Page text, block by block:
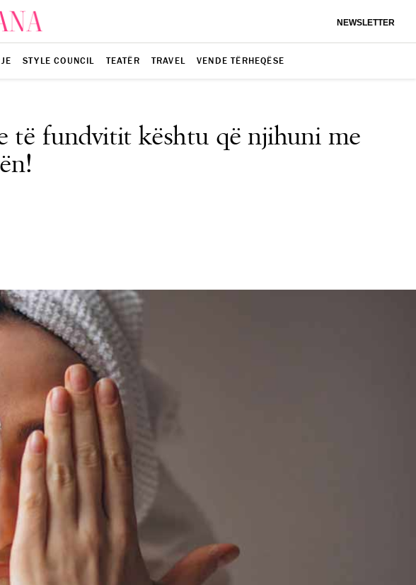
NEWSLETTER
STYLE COUNCIL TEATËR TRAVEL VENDE TËRHEQËSE
të fundvitit kështu që njihuni me